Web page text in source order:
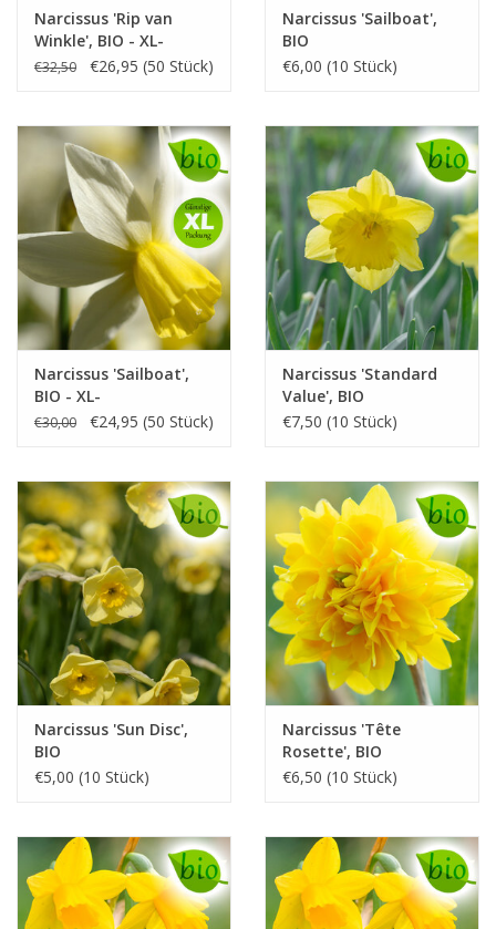
Narcissus 'Rip van
Winkle', BIO - XL-
Vorteilspackung
€32,50 €26,95 (50 Stück)
Narcissus 'Sailboat',
BIO
€6,00 (10 Stück)
Narcissus 'Sailboat',
BIO - XL-
Vorteilspackung
€30,00 €24,95 (50 Stück)
Narcissus 'Standard
Value', BIO
€7,50 (10 Stück)
Narcissus 'Sun Disc',
BIO
€5,00 (10 Stück)
Narcissus 'Tête
Rosette', BIO
€6,50 (10 Stück)